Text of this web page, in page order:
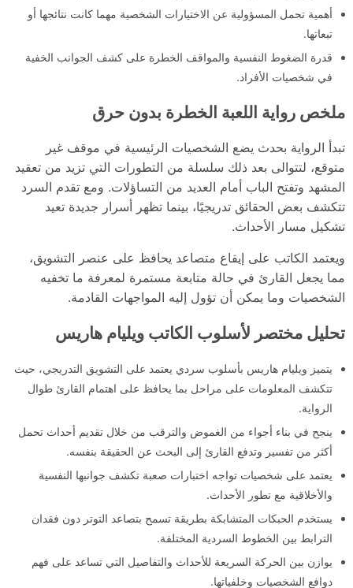
أهمية تحمل المسؤولية عن الاختيارات الشخصية مهما كانت نتائجها أو
تبعاتها.
قدرة الضغوط النفسية والمواقف الخطرة على كشف الجوانب الخفية
في شخصيات الأفراد.
ملخص رواية اللعبة الخطرة بدون حرق
تبدأ الرواية بحدث يضع الشخصيات الرئيسية في موقف غير
متوقع، لتتوالى بعد ذلك سلسلة من التطورات التي تزيد من تعقيد
المشهد وتفتح الباب أمام العديد من التساؤلات. ومع تقدم السرد
تتكشف بعض الحقائق تدريجيًا، بينما تظهر أسرار جديدة تعيد
تشكيل مسار الأحداث.
ويعتمد الكاتب على إيقاع متصاعد يحافظ على عنصر التشويق،
مما يجعل القارئ في حالة متابعة مستمرة لمعرفة ما تخفيه
الشخصيات وما يمكن أن تؤول إليه المواجهات القادمة.
تحليل مختصر لأسلوب الكاتب ويليام هاريس
يتميز ويليام هاريس بأسلوب سردي يعتمد على التشويق التدريجي، حيث
تتكشف المعلومات على مراحل بما يحافظ على اهتمام القارئ طوال
الرواية.
ينجح في بناء أجواء من الغموض والترقب من خلال تقديم أحداث تحمل
أكثر من تفسير وتدفع القارئ إلى البحث عن الحقيقة بنفسه.
يعتمد على شخصيات تواجه اختبارات صعبة تكشف جوانبها النفسية
والأخلاقية مع تطور الأحداث.
يستخدم الحبكات المتشابكة بطريقة تسمح بتصاعد التوتر دون فقدان
الترابط بين الخطوط السردية المختلفة.
يوازن بين الحركة السريعة للأحداث والتفاصيل التي تساعد على فهم
دوافع الشخصيات وخلفياتها.